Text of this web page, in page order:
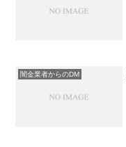
闇金業者からのDM